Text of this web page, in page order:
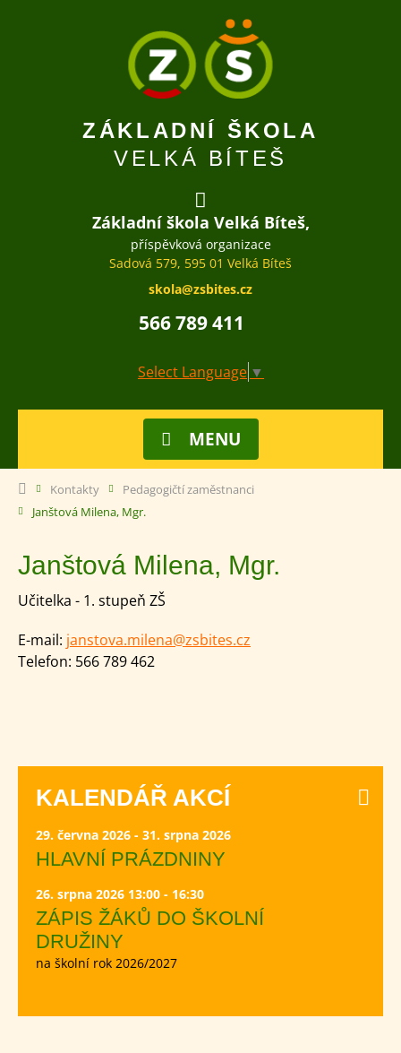
ZÁKLADNÍ ŠKOLA
VELKÁ BÍTEŠ
Základní škola Velká Bíteš,
příspěvková organizace
Sadová 579, 595 01 Velká Bíteš
skola@zsbites.cz
566 789 411
Select Language ▼
MENU
Kontakty
Pedagogičtí zaměstnanci
Janštová Milena, Mgr.
Janštová Milena, Mgr.
Učitelka - 1. stupeň ZŠ
E-mail: janstova.milena@zsbites.cz
Telefon: 566 789 462
KALENDÁŘ AKCÍ
29. června 2026 - 31. srpna 2026
HLAVNÍ PRÁZDNINY
26. srpna 2026 13:00 - 16:30
ZÁPIS ŽÁKŮ DO ŠKOLNÍ
DRUŽINY
na školní rok 2026/2027